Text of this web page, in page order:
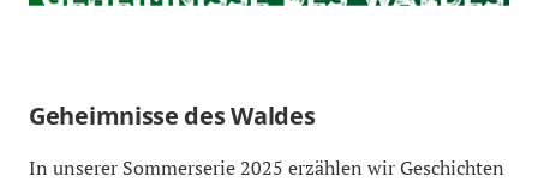
Geheimnisse des Waldes
In unserer Sommerserie 2025 erzählen wir Geschichten